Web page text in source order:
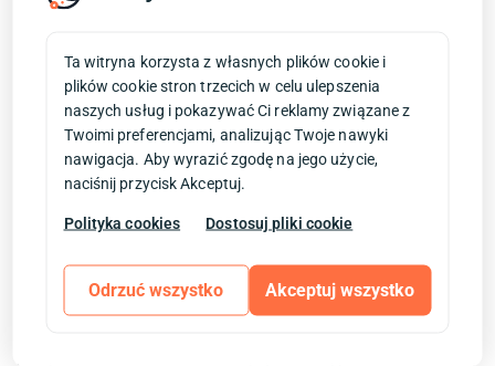
Ta witryna korzysta z własnych plików cookie i
plików cookie stron trzecich w celu ulepszenia
naszych usług i pokazywać Ci reklamy związane z
Twoimi preferencjami, analizując Twoje nawyki
nawigacja. Aby wyrazić zgodę na jego użycie,
naciśnij przycisk Akceptuj.
Polityka cookies Dostosuj pliki cookie
Odrzuć wszystko Akceptuj wszystko